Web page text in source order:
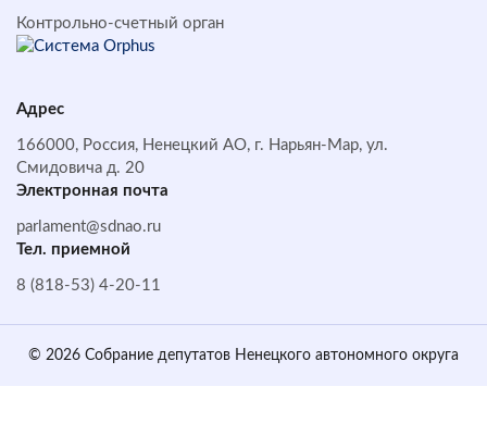
Контрольно-счетный орган
Адрес
166000, Россия, Ненецкий АО, г. Нарьян-Мар, ул.
Смидовича д. 20
Электронная почта
parlament@sdnao.ru
Тел. приемной
8 (818-53) 4-20-11
© 2026 Собрание депутатов Ненецкого автономного округа